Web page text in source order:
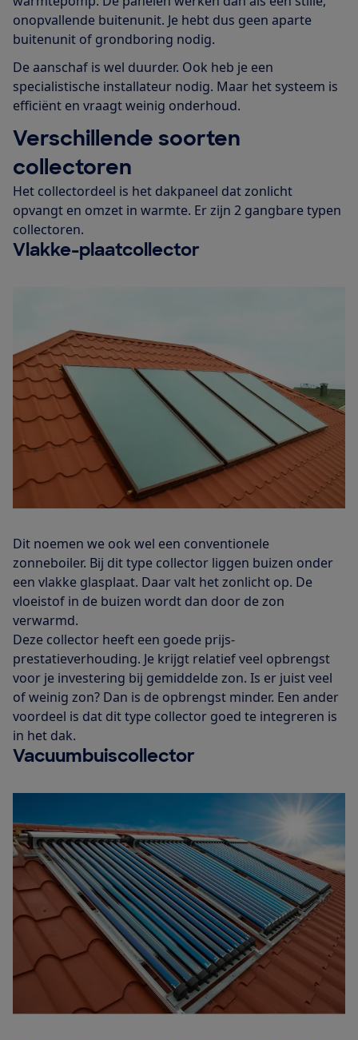
onopvallende buitenunit. Je hebt dus geen aparte
buitenunit of grondboring nodig.
De aanschaf is wel duurder. Ook heb je een
specialistische installateur nodig. Maar het systeem is
efficiënt en vraagt weinig onderhoud.
Verschillende soorten
collectoren
Het collectordeel is het dakpaneel dat zonlicht
opvangt en omzet in warmte. Er zijn 2 gangbare typen
collectoren.
Vlakke-plaatcollector
Dit noemen we ook wel een conventionele
zonneboiler. Bij dit type collector liggen buizen onder
een vlakke glasplaat. Daar valt het zonlicht op. De
vloeistof in de buizen wordt dan door de zon
verwarmd.
Deze collector heeft een goede prijs-
prestatieverhouding. Je krijgt relatief veel opbrengst
voor je investering bij gemiddelde zon. Is er juist veel
of weinig zon? Dan is de opbrengst minder. Een ander
voordeel is dat dit type collector goed te integreren is
in het dak.
Vacuumbuiscollector